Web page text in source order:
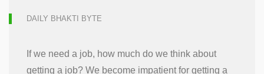
DAILY BHAKTI BYTE
If we need a job, how much do we think about
getting a job? We become impatient for getting a